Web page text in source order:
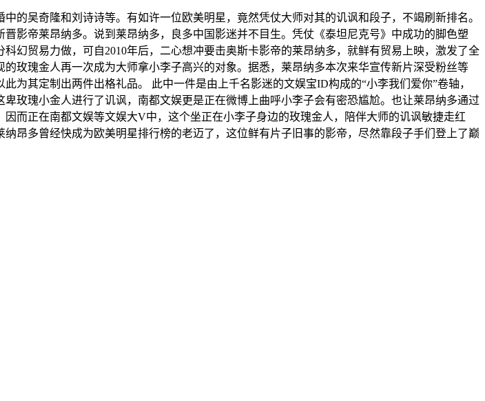
吴奇隆和刘诗诗等。有如许一位欧美明星，竟然凭仗大师对其的讥讽和段子，不竭刷新排名。
影帝莱昂纳多。说到莱昂纳多，良多中国影迷并不目生。凭仗《泰坦尼克号》中成功的脚色塑
幻贸易力做，可自2010年后，二心想冲要击奥斯卡影帝的莱昂纳多，就鲜有贸易上映，激发了全
玫瑰金人再一次成为大师拿小李子高兴的对象。据悉，莱昂纳多本次来华宣传新片深受粉丝等
其定制出两件出格礼品。 此中一件是由上千名影迷的文娱宝ID构成的“小李我们爱你”卷轴，
玫瑰小金人进行了讥讽，南都文娱更是正在微博上曲呼小李子会有密恐尴尬。也让莱昂纳多通过
而正在南都文娱等文娱大V中，这个坐正在小李子身边的玫瑰金人，陪伴大师的讥讽敏捷走红
昂多曾经快成为欧美明星排行榜的老迈了，这位鲜有片子旧事的影帝，尽然靠段子手们登上了巅